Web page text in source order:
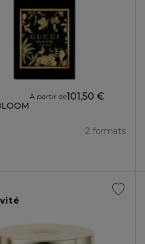
À partir de101,50 €
2 formats